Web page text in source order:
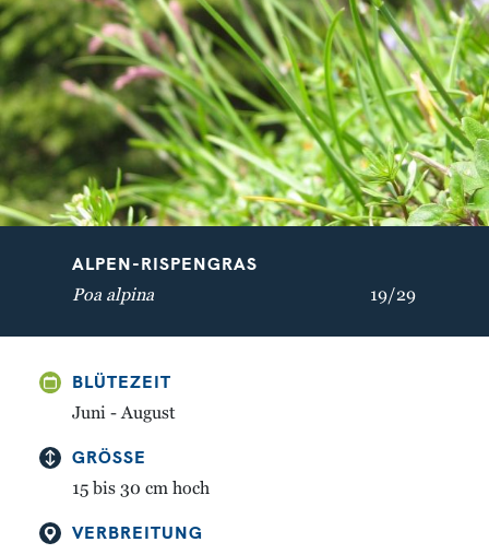
ALPENHELM
Bartsia alpina
GEMEINE AKELEI
Aquilegia vulgaris
GELBER ENZIAN
Gentiana lutea
ALPEN-RISPENGRAS
Poa alpina
BLÜTEZEIT
Juni - August
GRÖSSE
15 bis 30 cm hoch
VERBREITUNG
19/29